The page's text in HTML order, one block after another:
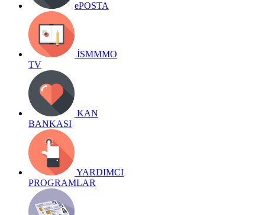
ePOSTA
İSMMMO
TV
KAN
BANKASI
YARDIMCI
PROGRAMLAR